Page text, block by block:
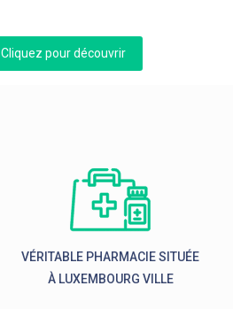
Cliquez pour découvrir
VÉRITABLE PHARMACIE SITUÉE
À LUXEMBOURG VILLE